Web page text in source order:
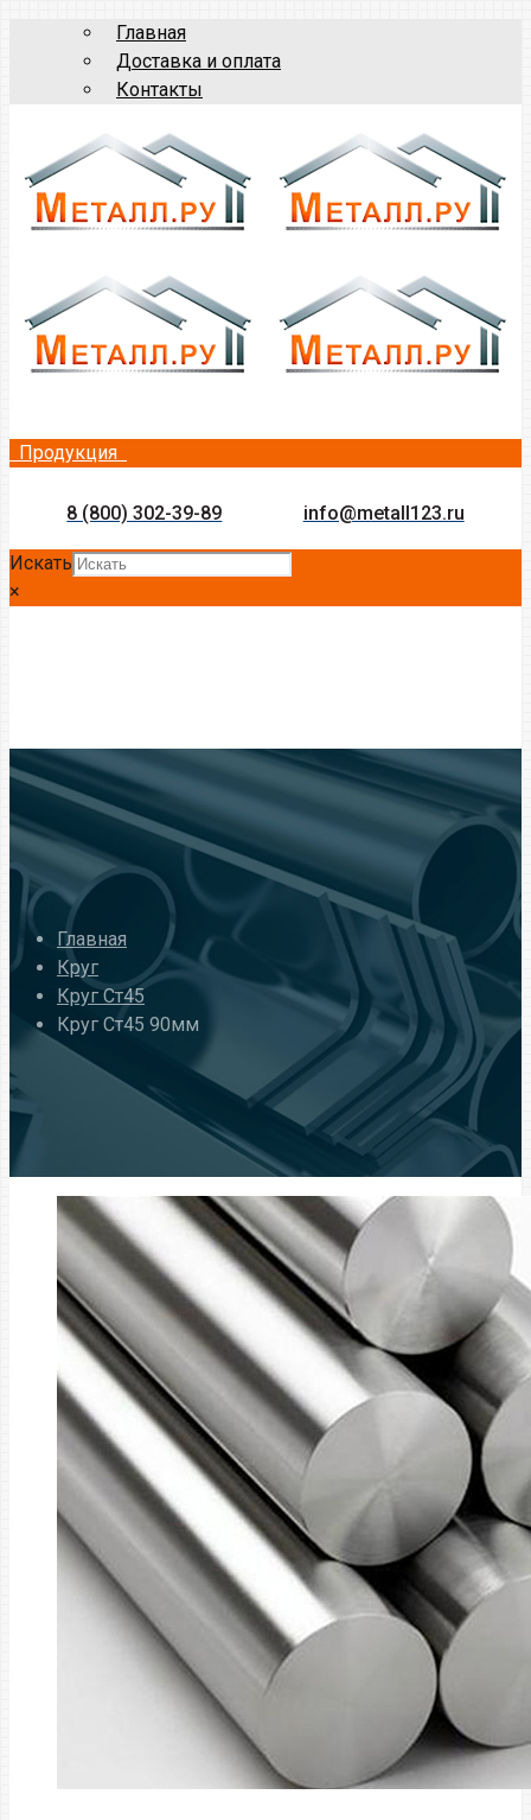
Главная
Доставка и оплата
Контакты
Продукция
8 (800) 302-39-89 info@metall123.ru
Искать
×
Главная
Круг
Круг Ст45
Круг Ст45 90мм